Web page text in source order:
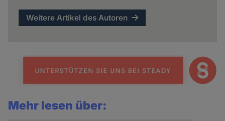
Weitere Artikel des Autoren
Mehr lesen über: